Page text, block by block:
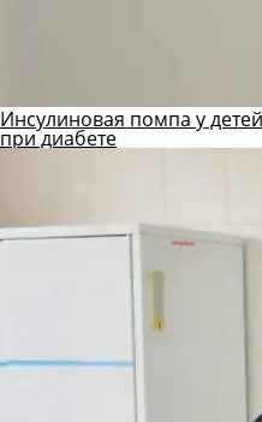
Инсулиновая помпа у
при диабете